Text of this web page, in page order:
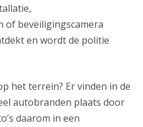
of beveiligingscamera
en wordt de politie
het terrein? Er vinden in de
autobranden plaats door
daarom in een